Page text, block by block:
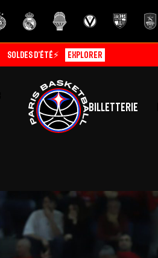
Soldes d’été⚡ Explorer
Billetterie
Présentation
La vie au centre
Effectif